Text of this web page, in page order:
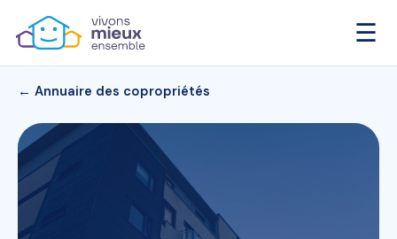
☰
← Annuaire des copropriétés